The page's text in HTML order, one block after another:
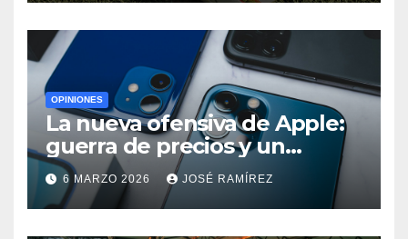
OPINIONES
La nueva ofensiva de Apple:
guerra de precios y un
cambio histórico para el
iPhone 18
6 MARZO 2026 JOSÉ RAMÍREZ